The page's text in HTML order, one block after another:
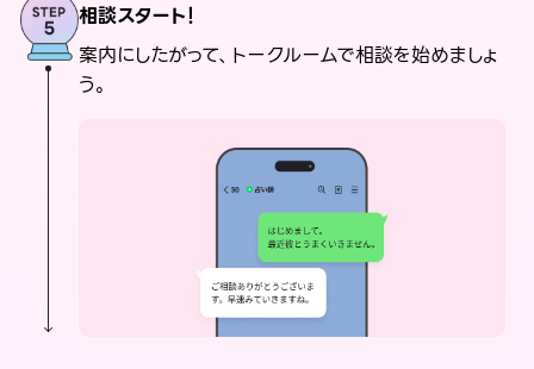
相談スタート！
案内にしたがって、トークルームで相談を始めましょ
う。